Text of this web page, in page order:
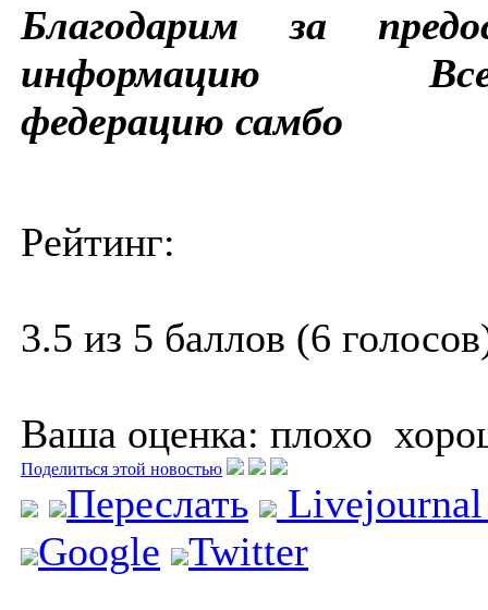
Благодарим за
информацию
федерацию самбо
Рейтинг:
3.5 из 5 баллов (6
Ваша оценка: плохо
Поделиться этой новостью
Переслать
Google
Twitter